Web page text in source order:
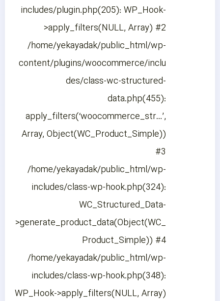
includes/plugin.php(205): WP_Hook-
>apply_filters(NULL, Array) #2
/home/yekayadak/public_html/wp-
content/plugins/woocommerce/inclu
des/class-wc-structured-
data.php(455):
apply_filters(‘woocommerce_str…’,
Array, Object(WC_Product_Simple))
#3
/home/yekayadak/public_html/wp-
includes/class-wp-hook.php(324):
WC_Structured_Data-
>generate_product_data(Object(WC_
Product_Simple)) #4
/home/yekayadak/public_html/wp-
includes/class-wp-hook.php(348):
WP_Hook->apply_filters(NULL, Array)